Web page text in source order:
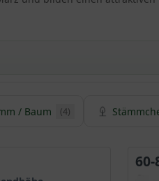
Natur Ostasiens
kahle Rinde, die purpurrot
/ Baum (4)
60-